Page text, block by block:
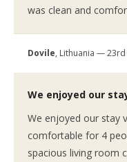
was clean and
Dovile, Lithuania —
We enjoyed our
We enjoyed our stay
comfortable for 4
spacious living room